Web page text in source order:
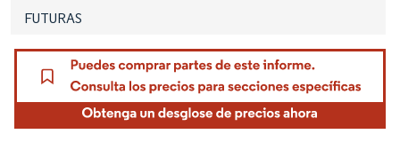
FUTURAS